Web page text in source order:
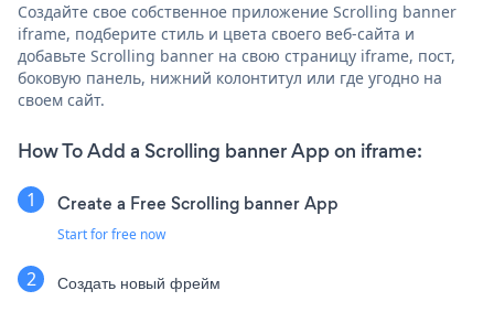
Создайте свое собственное приложение Scrolling banner
iframe, подберите стиль и цвета своего веб-сайта и
добавьте Scrolling banner на свою страницу iframe, пост,
боковую панель, нижний колонтитул или где угодно на
своем сайт.
How To Add a Scrolling banner App on iframe:
Create a Free Scrolling banner App
Start for free now
Создать новый фрейм